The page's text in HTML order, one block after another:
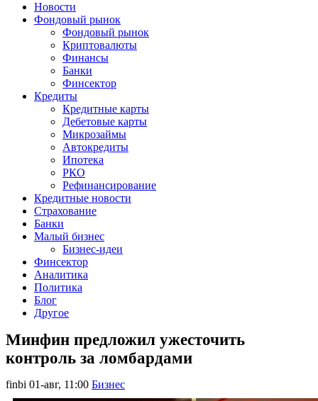
Новости
Фондовый рынок
Фондовый рынок
Криптовалюты
Финансы
Банки
Финсектор
Кредиты
Кредитные карты
Дебетовые карты
Микрозаймы
Автокредиты
Ипотека
РКО
Рефинансирование
Кредитные новости
Страхование
Банки
Малый бизнес
Бизнес-идеи
Финсектор
Аналитика
Политика
Блог
Другое
Минфин предложил ужесточить
контроль за ломбардами
finbi 01-авг, 11:00 Бизнес